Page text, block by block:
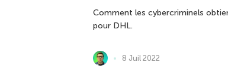
Comment les cybercriminels
pour DHL.
8 Juil 2022